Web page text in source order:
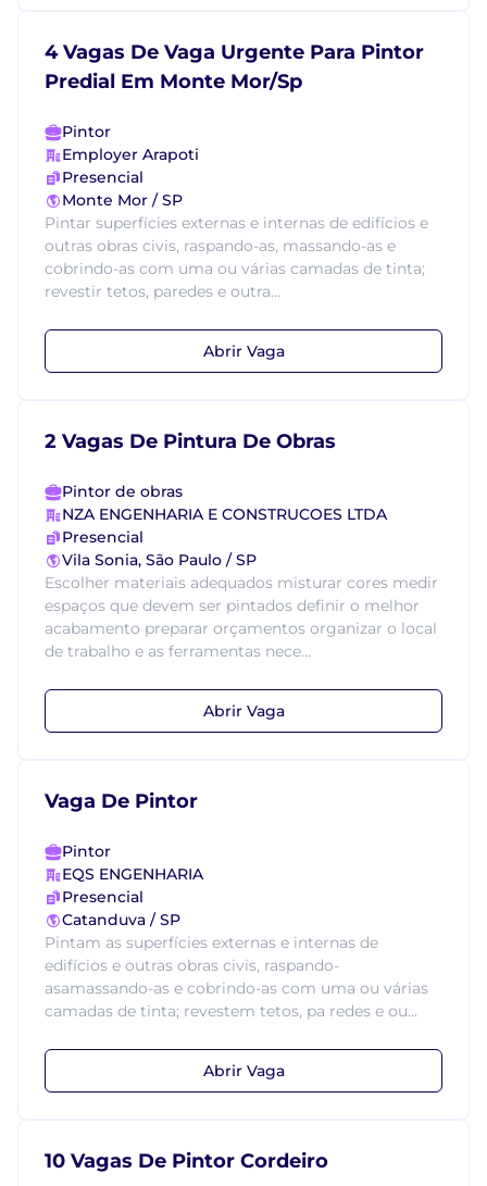
4 Vagas De Vaga Urgente Para Pintor
Predial Em Monte Mor/Sp
Pintor
Employer Arapoti
Presencial
Monte Mor / SP
Pintar superfícies externas e internas de edifícios e
outras obras civis, raspando-as, massando-as e
cobrindo-as com uma ou várias camadas de tinta;
revestir tetos, paredes e outra...
Abrir Vaga
2 Vagas De Pintura De Obras
Pintor de obras
NZA ENGENHARIA E CONSTRUCOES LTDA
Presencial
Vila Sonia, São Paulo / SP
Escolher materiais adequados misturar cores medir
espaços que devem ser pintados definir o melhor
acabamento preparar orçamentos organizar o local
de trabalho e as ferramentas nece...
Abrir Vaga
Vaga De Pintor
Pintor
EQS ENGENHARIA
Presencial
Catanduva / SP
Pintam as superfícies externas e internas de
edifícios e outras obras civis, raspando-
asamassando-as e cobrindo-as com uma ou várias
camadas de tinta; revestem tetos, pa redes e ou...
Abrir Vaga
10 Vagas De Pintor Cordeiro